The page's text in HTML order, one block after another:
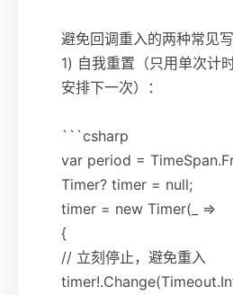
避免回调重入的两种常见
1) 自我重置（只用单次计
安排下一次）：
```csharp
var period =
Timer? timer = null;
timer = new Timer(_ =>
{
// 立刻停止，避免重入